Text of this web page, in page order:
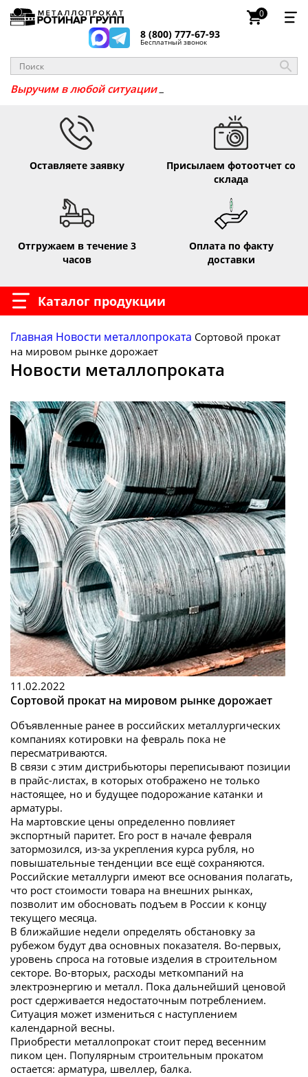
8 (800) 777-67-93
Бесплатный звонок
0
Выручим в любой ситуац _
Оставляете заявку
Присылаем фотоотчет со
склада
Отгружаем в течение 3
часов
Оплата по факту
доставки
Каталог продукции
Главная Новости металлопроката Сортовой прокат
на мировом рынке дорожает
Новости металлопроката
11.02.2022
Сортовой прокат на мировом рынке дорожает
Объявленные ранее в российских металлургических
компаниях котировки на февраль пока не
пересматриваются.
В связи с этим дистрибьюторы переписывают позиции
в прайс-листах, в которых отображено не только
настоящее, но и будущее подорожание катанки и
арматуры.
На мартовские цены определенно повлияет
экспортный паритет. Его рост в начале февраля
затормозился, из-за укрепления курса рубля, но
повышательные тенденции все ещё сохраняются.
Российские металлурги имеют все основания полагать,
что рост стоимости товара на внешних рынках,
позволит им обосновать подъем в России к концу
текущего месяца.
В ближайшие недели определять обстановку за
рубежом будут два основных показателя. Во-первых,
уровень спроса на готовые изделия в строительном
секторе. Во-вторых, расходы меткомпаний на
электроэнергию и металл. Пока дальнейший ценовой
рост сдерживается недостаточным потреблением.
Ситуация может измениться с наступлением
календарной весны.
Приобрести металлопрокат стоит перед весенним
пиком цен. Популярным строительным прокатом
остается: арматура, швеллер, балка.